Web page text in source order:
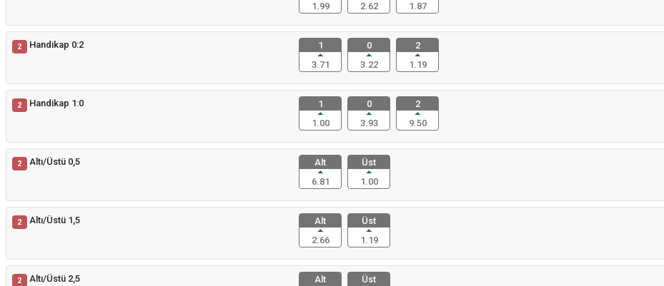
1.99
2.62
1.87
2 Handikap 0:2
1
3.71
0
3.22
2
1.19
2 Handikap 1:0
1
1.00
0
3.93
2
9.50
2 Altı/Üstü 0,5
Alt
6.81
Üst
1.00
2 Altı/Üstü 1,5
Alt
2.66
Üst
1.19
2 Altı/Üstü 2,5
Alt
Üst